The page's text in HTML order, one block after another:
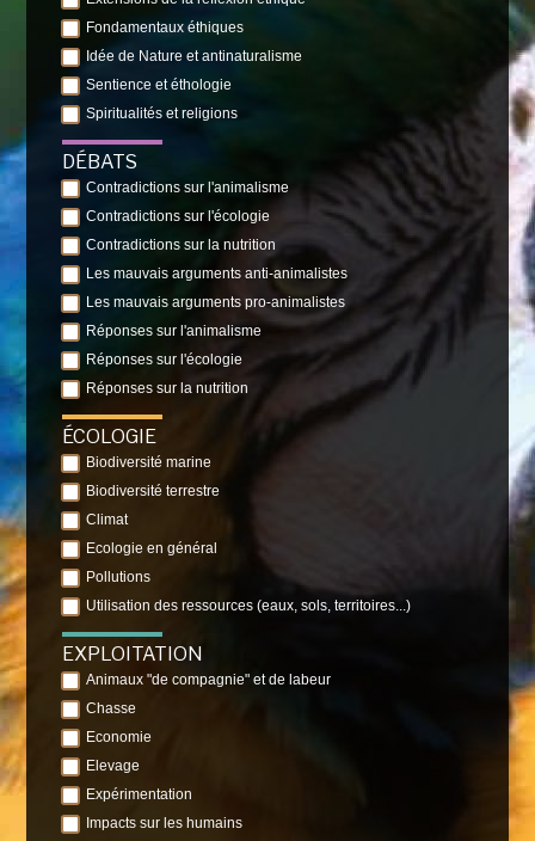
Fondamentaux éthiques
Idée de Nature et antinaturalisme
Sentience et éthologie
Spiritualités et religions
DÉBATS
Contradictions sur l'animalisme
Contradictions sur l'écologie
Contradictions sur la nutrition
Les mauvais arguments anti-animalistes
Les mauvais arguments pro-animalistes
Réponses sur l'animalisme
Réponses sur l'écologie
Réponses sur la nutrition
ÉCOLOGIE
Biodiversité marine
Biodiversité terrestre
Climat
Ecologie en général
Pollutions
Utilisation des ressources (eaux, sols, territoires...)
EXPLOITATION
Animaux "de compagnie" et de labeur
Chasse
Economie
Elevage
Expérimentation
Impacts sur les humains